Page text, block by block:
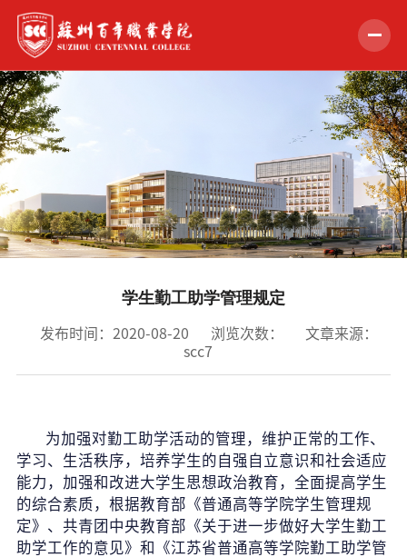
首页
组织机构
教学科研
招标公告
人才招聘
我的门户 En 旧版
学生勤工助学管理规定
发布时间：2020-08-20 浏览次数：
文章来源：
scc7
为加强对勤工助学活动的管理，维护正常的工作、
学习、生活秩序，培养学生的自强自立意识和社会适应
能力，加强和改进大学生思想政治教育，全面提高学生
的综合素质，根据教育部《普通高等学院学生管理规
定》、共青团中央教育部《关于进一步做好大学生勤工
助学工作的意见》和《江苏省普通高等学院勤工助学管